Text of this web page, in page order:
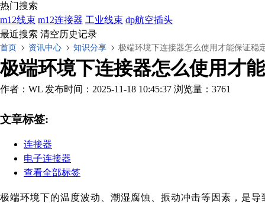
热门搜索
m12线束 m12连接器 工业线束 dp航空插头
最近搜索 清空历史记录
首页 资讯中心 知识分享 极端环境下连接器怎么使用才能保证稳
极端环境下连接器怎么使用才
作者：WL 发布时间：2025-11-18 10:45:37 浏览量：3761
文章标签:
连接器
电子连接器
查看全部标签
极端环境下的温度波动、潮湿腐蚀、振动冲击等因素，是